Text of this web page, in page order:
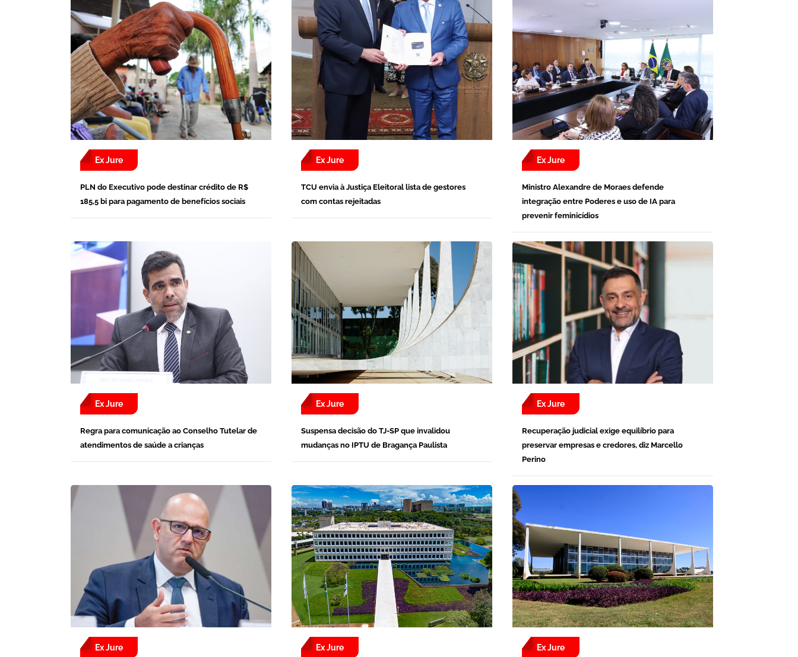
Ex Jure
PLN do Executivo pode destinar crédito de R$
185,5 bi para pagamento de benefícios sociais
Ex Jure
TCU envia à Justiça Eleitoral lista de gestores
com contas rejeitadas
Ex Jure
Ministro Alexandre de Moraes defende
integração entre Poderes e uso de IA para
prevenir feminicídios
Ex Jure
Regra para comunicação ao Conselho Tutelar de
atendimentos de saúde a crianças
Ex Jure
Suspensa decisão do TJ-SP que invalidou
mudanças no IPTU de Bragança Paulista
Ex Jure
Recuperação judicial exige equilíbrio para
preservar empresas e credores, diz Marcello
Perino
Ex Jure Ex Jure Ex Jure